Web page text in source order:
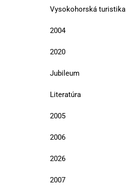
Vysokohorská turistika
2004
2020
Jubileum
Literatúra
2005
2006
2026
2007